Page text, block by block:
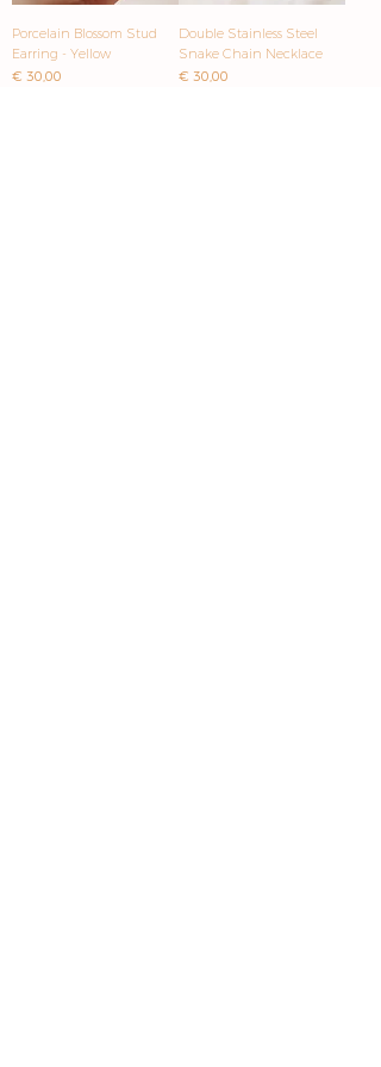
Porcelain Blossom Stud
Earring - Yellow
Prijs
€ 30,00
Double Stainless Steel
Snake Chain Necklace
Prijs
€ 30,00